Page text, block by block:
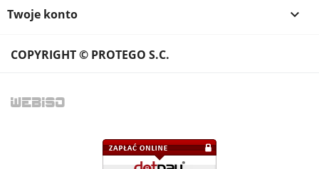
Twoje konto 
COPYRIGHT © PROTEGO S.C.
WEBISO